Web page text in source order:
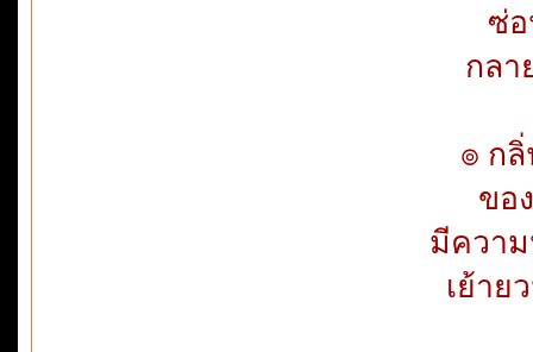
ซ่
กลา
๏ กลิ่
ขอ
มีควา
เย้า